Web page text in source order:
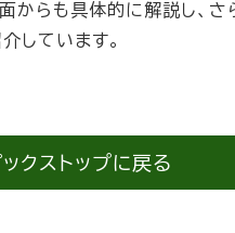
からも具体的に解説し、
しています。
ックストップに戻る